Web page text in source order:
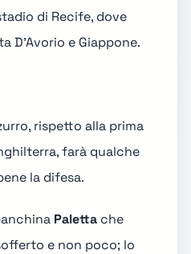
di Recife, dove
D'Avorio e Giappone.
rispetto alla prima
farà qualche
la difesa.
Paletta che
e non poco; lo